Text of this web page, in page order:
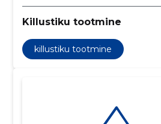
Killustiku tootmine
killustiku tootmine